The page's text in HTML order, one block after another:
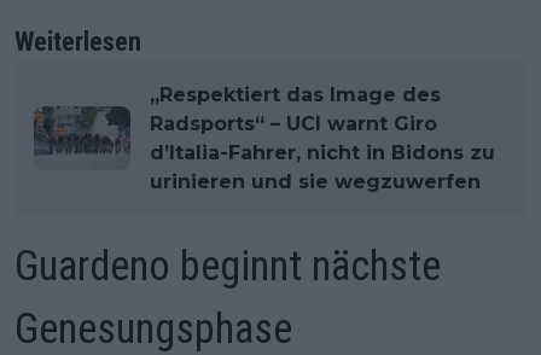
Weiterlesen
„Respektiert das Image des
Radsports“ – UCI warnt Giro
d’Italia-Fahrer, nicht in Bidons zu
urinieren und sie wegzuwerfen
Guardeno beginnt nächste
Genesungsphase